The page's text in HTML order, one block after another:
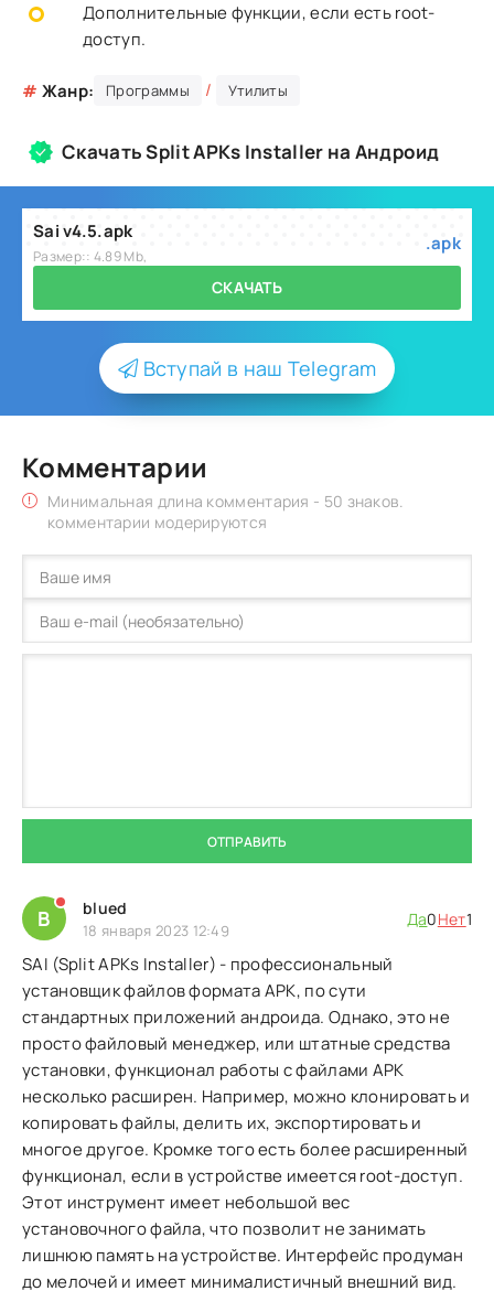
Дополнительные функции, если есть root-
доступ.
# Жанр: Программы / Утилиты
Скачать Split APKs Installer на Андроид
Sai v4.5.apk
Размер:: 4.89 Mb,
.apk
СКАЧАТЬ
Вступай в наш Telegram
Комментарии
Минимальная длина комментария - 50 знаков.
комментарии модерируются
ОТПРАВИТЬ
B blued
18 января 2023 12:49
Да0Нет1
SAI (Split APKs Installer) - профессиональный
установщик файлов формата APK, по сути
стандартных приложений андроида. Однако, это не
просто файловый менеджер, или штатные средства
установки, функционал работы с файлами APK
несколько расширен. Например, можно клонировать и
копировать файлы, делить их, экспортировать и
многое другое. Кромке того есть более расширенный
функционал, если в устройстве имеется root-доступ.
Этот инструмент имеет небольшой вес
установочного файла, что позволит не занимать
лишнюю память на устройстве. Интерфейс продуман
до мелочей и имеет минималистичный внешний вид.